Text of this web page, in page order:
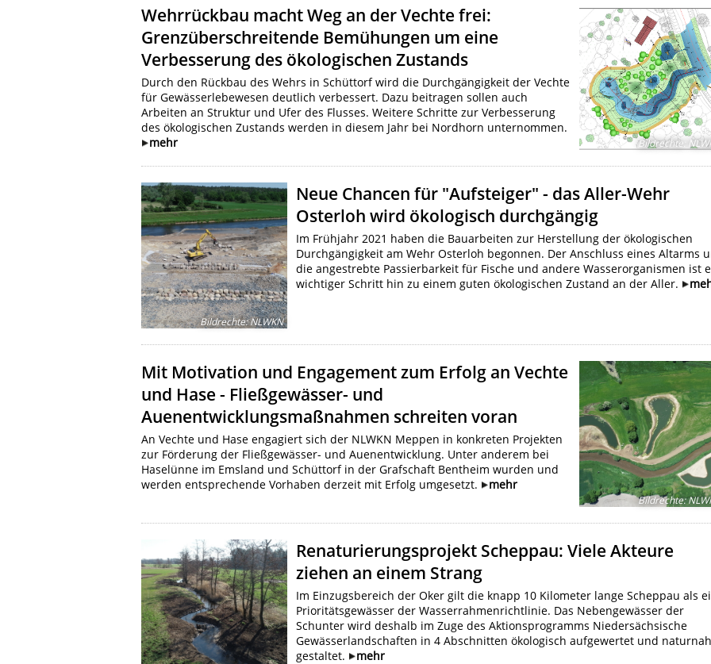
Bildrechte:
Wehrrückbau macht Weg an der Vechte frei:
Grenzüberschreitende Bemühungen um eine
Verbesserung des ökologischen Zustands
Durch den Rückbau des Wehrs in Schüttorf wird die Durchgängigkeit der Vechte
für Gewässerlebewesen deutlich verbessert. Dazu beitragen sollen auch
Arbeiten an Struktur und Ufer des Flusses. Weitere Schritte zur Verbesserung
des ökologischen Zustands werden in diesem Jahr bei Nordhorn unternommen.
mehr
Bildrechte:NLWKN
Neue Chancen für "Aufsteiger" - das Aller-Wehr
Osterloh wird ökologisch durchgängig
Im Frühjahr 2021 haben die Bauarbeiten zur Herstellung der ökologischen
Durchgängigkeit am Wehr Osterloh begonnen. Der Anschluss eines Altarms
die angestrebte Passierbarkeit für Fische und andere Wasserorganismen ist
wichtiger Schritt hin zu einem guten ökologischen Zustand an der Aller.
Bildrechte:
Mit Motivation und Engagement zum Erfolg an Vechte
und Hase - Fließgewässer- und
Auenentwicklungsmaßnahmen schreiten voran
An Vechte und Hase engagiert sich der NLWKN Meppen in konkreten Projekten
zur Förderung der Fließgewässer- und Auenentwicklung. Unter anderem bei
Haselünne im Emsland und Schüttorf in der Grafschaft Bentheim wurden und
werden entsprechende Vorhaben derzeit mit Erfolg umgesetzt.
mehr
Renaturierungsprojekt Scheppau: Viele Akteure
ziehen an einem Strang
Im Einzugsbereich der Oker gilt die knapp 10 Kilometer lange Scheppau als
Prioritätsgewässer der Wasserrahmenrichtlinie. Das Nebengewässer der
Schunter wird deshalb im Zuge des Aktionsprogramms Niedersächsische
Gewässerlandschaften in 4 Abschnitten ökologisch aufgewertet und naturnah
gestaltet.
mehr